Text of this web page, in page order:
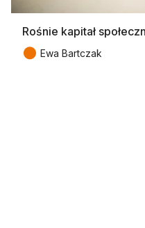
Rośnie kapitał
● Ewa Bartczak